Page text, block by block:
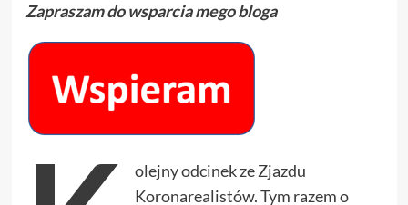
Zapraszam do wsparcia mego bloga
olejny odcinek ze Zjazdu
Koronarealistów. Tym razem o